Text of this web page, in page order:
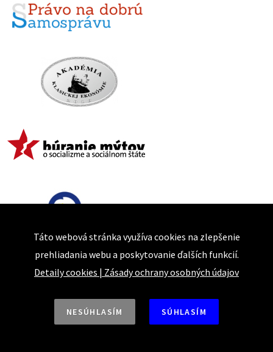
Táto webová stránka využíva cookies na zlepšenie
prehliadania webu a poskytovanie ďalších funkcií.
Detaily cookies | Zásady ochrany osobných údajov
NESÚHLASÍM SÚHLASÍM